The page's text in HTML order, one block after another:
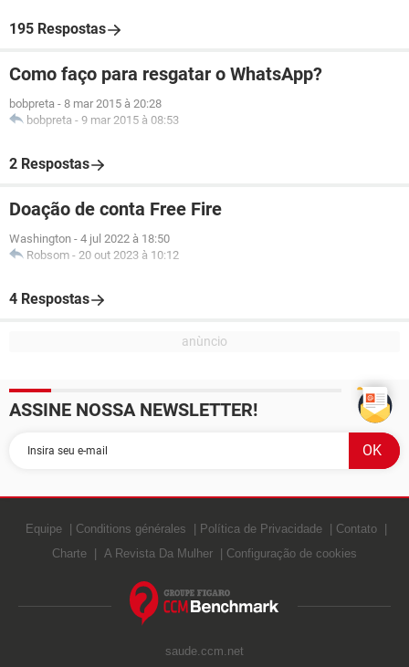
195 Respostas
Como faço para resgatar o WhatsApp?
bobpreta - 8 mar 2015 à 20:28
bobpreta - 9 mar 2015 à 08:53
2 Respostas
Doação de conta Free Fire
Washington - 4 jul 2022 à 18:50
Robsom - 20 out 2023 à 10:12
4 Respostas
ASSINE NOSSA NEWSLETTER!
Equipe Conditions générales Política de Privacidade
Contato
Charte
A Revista Da Mulher Configuração de cookies
saude.ccm.net